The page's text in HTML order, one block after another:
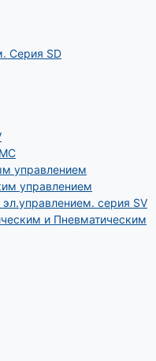
Серия SD
управлением
управлением
серия SV
и Пневматическим